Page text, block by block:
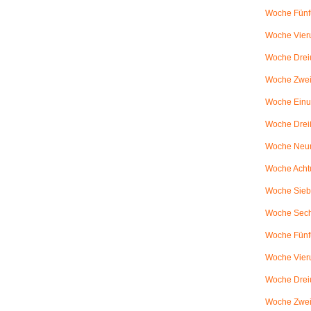
Woche
Woche
Woche
Woche
Woche
Woche
Woche
Woche
Woche
Woche
Woche
Woche
Woche
Woche